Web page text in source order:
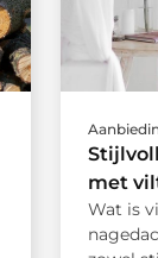
met
Wat is